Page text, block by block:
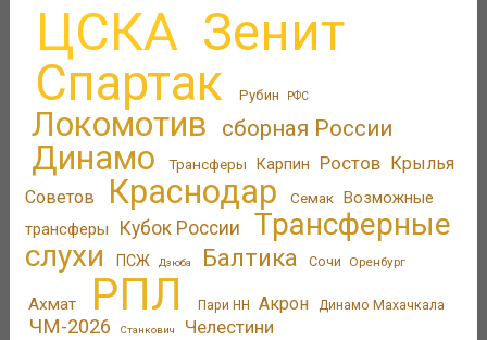
ЦСКА Зенит
Спартак Рубин РФС
Локомотив сборная России
Динамо Трансферы Карпин Ростов
Крылья
Советов
Краснодар Семак Возможные
трансферы
Кубок России
Трансферные
слухи
ПСЖ Дзюба Балтика Сочи Оренбург
Ахмат РПЛ Пари НН Акрон Динамо Махачкала
ЧМ-2026 Станкович Челестини